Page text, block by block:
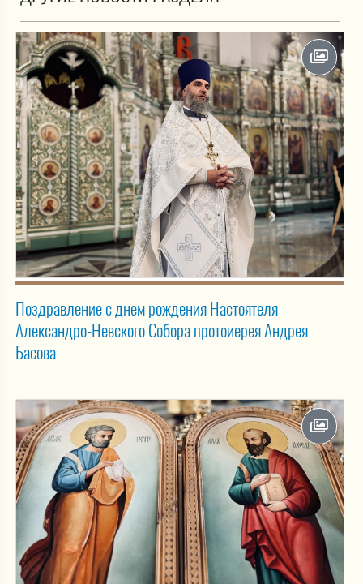
Поздравление с днем рождения Настоятеля
Александро-Невского Собора протоиерея Андрея
Басова